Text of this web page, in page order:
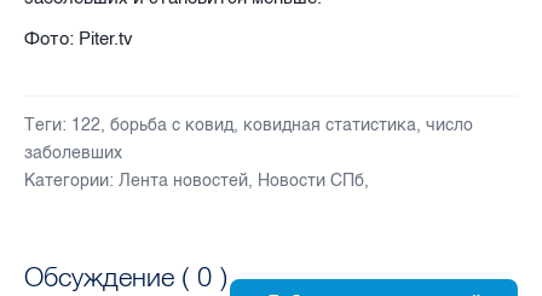
Фото: Piter.tv
Теги: 122, борьба с ковид, ковидная статистика, число
заболевших
Категории: Лента новостей, Новости СПб,
Обсуждение ( 0 )